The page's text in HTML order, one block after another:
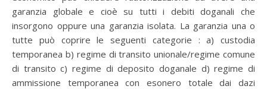
garanzia globale e cioè su tutti i debiti doganali che
insorgono oppure una garanzia isolata. La garanzia una o
tutte può coprire le seguenti categorie : a) custodia
temporanea b) regime di transito unionale/regime comune
di transito c) regime di deposito doganale d) regime di
ammissione temporanea con esonero totale dai dazi